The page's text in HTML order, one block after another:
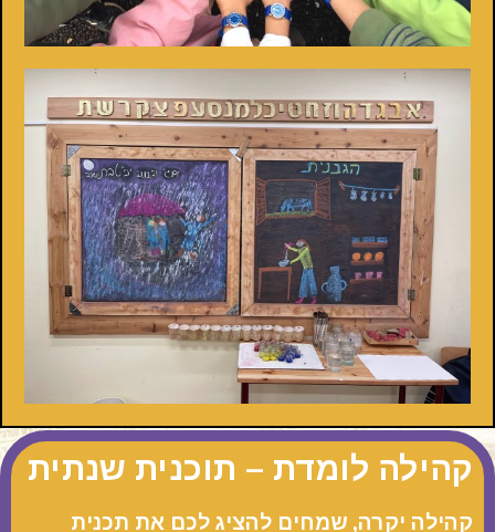
קהילה לומדת – תוכנית שנתית
קהילה יקרה, שמחים להציג לכם את תכנית